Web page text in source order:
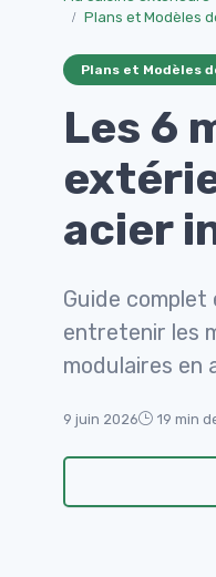
Plans et Modèles
Plans et Modèles
Les 6
acier
Guide
entretenir les
modulaires en
9 juin 2026 19 min